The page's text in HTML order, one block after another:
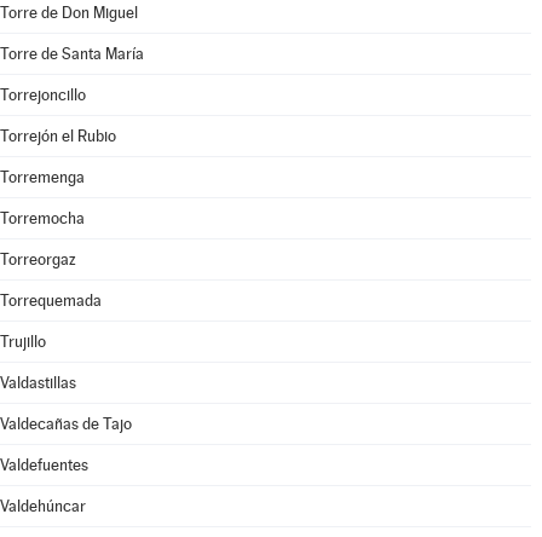
Torre de Don Miguel
Torre de Santa María
Torrejoncillo
Torrejón el Rubio
Torremenga
Torremocha
Torreorgaz
Torrequemada
Trujillo
Valdastillas
Valdecañas de Tajo
Valdefuentes
Valdehúncar